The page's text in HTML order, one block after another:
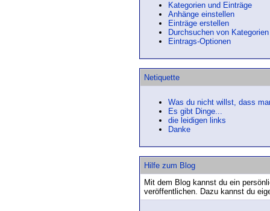
Kategorien und Einträge
Anhänge einstellen
Einträge erstellen
Durchsuchen von
Eintrags-Optionen
Netiquette
Was du nicht willst, dass
Es gibt Dinge...
die leidigen links
Danke
Hilfe zum Blog
Mit dem Blog kannst du ein
veröffentlichen. Dazu kannst du